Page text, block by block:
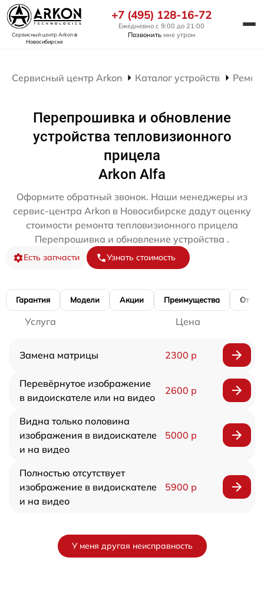
Сервисный центр Arkonв
Новосибирске
+7 (495) 128-16-72
Ежедневно с 9:00 до 21:00
Позвонить мне утром
Сервисный центр Arkon Каталог устройств
Перепрошивка и обновление
устройства тепловизионного
прицела
Arkon Alfa
Оформите обратный звонок. Наши менеджеры из
сервис-центра Arkon в Новосибирске дадут оценку
стоимости ремонта тепловизионного прицела
Перепрошивка и обновление устройства .
Есть запчасти Узнать стоимость
Гарантия Модели Акции Преимущества
Услуга Цена
Замена матрицы 2300 р
Перевёрнутое изображение
в видоискателе или на видео
2600 р
Видна только половина
изображения в видоискателе
и на видео
5000 р
Полностью отсутствует
изображение в видоискателе
и на видео
5900 р
У меня другая неисправность